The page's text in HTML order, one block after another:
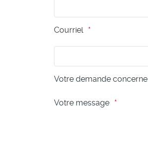
Courriel
Votre demande concerne
Votre message